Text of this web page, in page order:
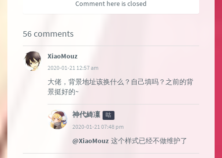
Comment here is closed
56 comments
XiaoMouz
2020-01-21 12:57 am
大佬，背景地址该换什么？自己填吗？之前的背
景挺好的~
神代綺凜 咕
2020-01-21 07:48 pm
@XiaoMouz 这个样式已经不做维护了